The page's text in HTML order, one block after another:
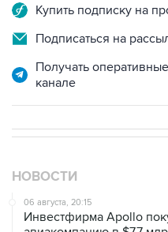
Купить подписку на
Подписаться на
Получать
канале
НОВОСТИ
06 августа, 20:15
Инвестфирма Apollo